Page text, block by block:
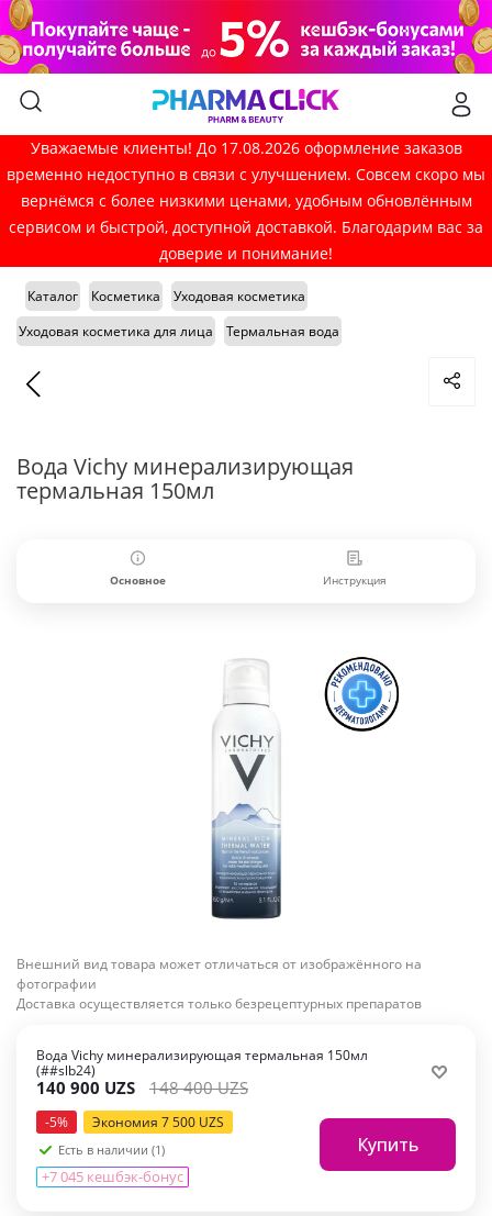
Уважаемые клиенты! До 17.08.2026 оформление заказов
временно недоступно в связи с улучшением. Совсем скоро мы
вернёмся с более низкими ценами, удобным обновлённым
сервисом и быстрой, доступной доставкой. Благодарим вас за
доверие и понимание!
Каталог Косметика
Уходовая косметика
Уходовая косметика для лица
Термальная вода
Вода Vichy минерализирующая
термальная 150мл
Основное Инструкция
Внешний вид товара может отличаться от изображённого на
фотографии
Доставка осуществляется только безрецептурных препаратов
Вода Vichy минерализирующая термальная 150мл
(##slb24)
140 900 UZS 148 400UZS
-5% Экономия 7 500 UZS
Есть в наличии (1)
+7 045 кешбэк-бонус
Купить